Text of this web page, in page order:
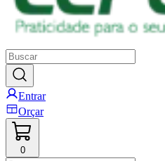
Entrar
Orçar
0